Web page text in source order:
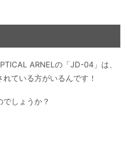
ARNELの「JD-04」は、
ている方がいるんです！
しょうか？